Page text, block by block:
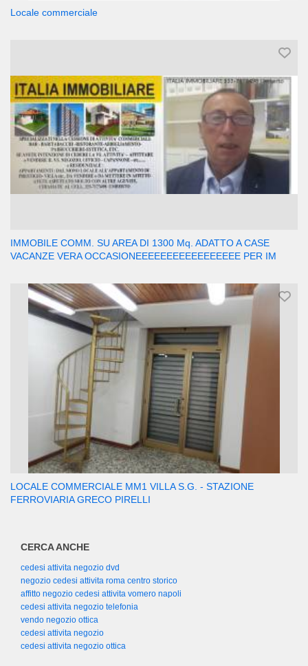
Locale commerciale
IMMOBILE COMM. SU AREA DI 1300 Mq. ADATTO A CASE
VACANZE VERA OCCASIONEEEEEEEEEEEEEEEEE PER IM
LOCALE COMMERCIALE MM1 VILLA S.G. - STAZIONE
FERROVIARIA GRECO PIRELLI
CERCA ANCHE
cedesi attivita negozio dvd
negozio cedesi attivita roma centro storico
affitto negozio cedesi attivita vomero napoli
cedesi attivita negozio telefonia
vendo negozio ottica
cedesi attivita negozio
cedesi attivita negozio ottica